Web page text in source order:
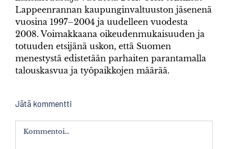
Lappeenrannan kaupunginvaltuuston jäsenenä
vuosina 1997–2004 ja uudelleen vuodesta
2008. Voimakkaana oikeudenmukaisuuden ja
totuuden etsijänä uskon, että Suomen
menestystä edistetään parhaiten parantamalla
talouskasvua ja työpaikkojen määrää.
Jätä kommentti
Kommentti